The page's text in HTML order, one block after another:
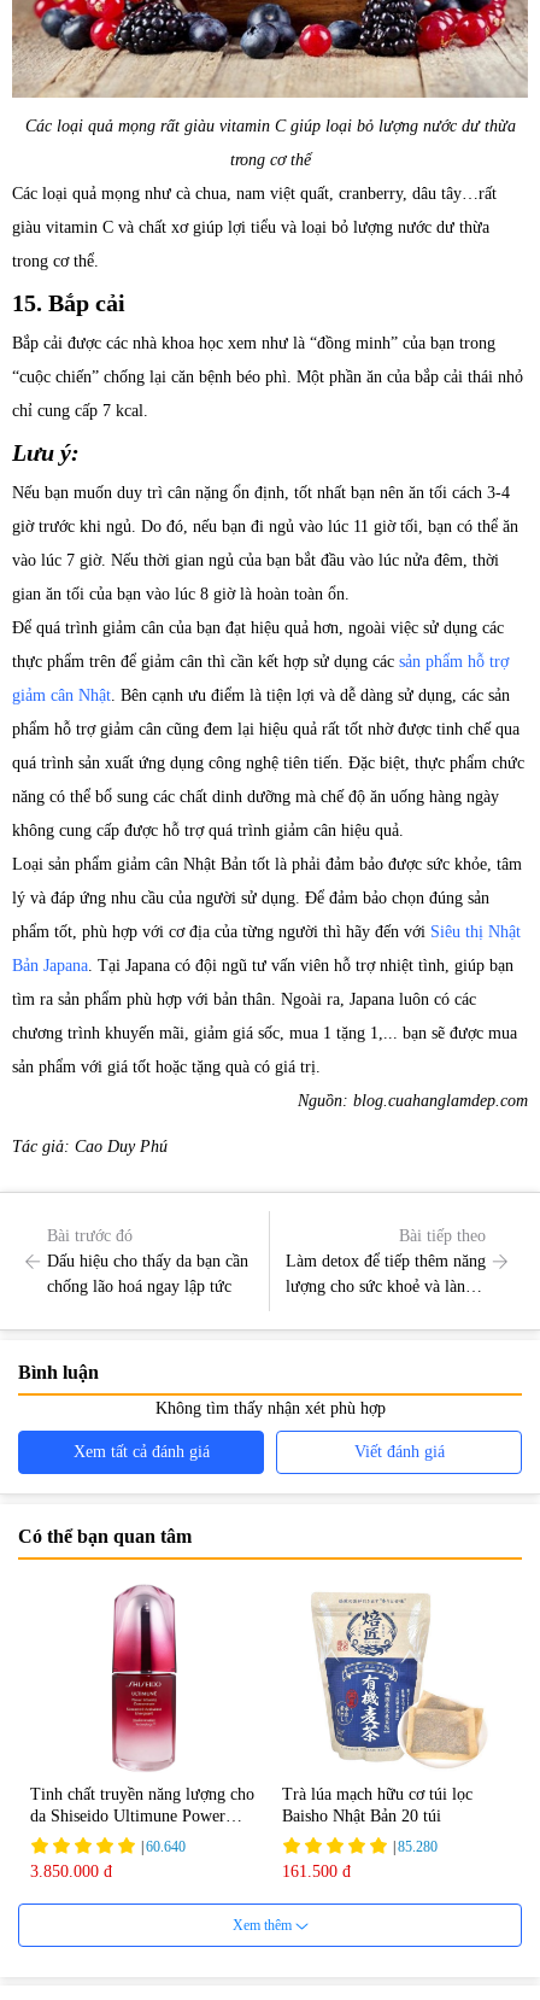
Các loại quả mọng rất giàu vitamin C giúp loại bỏ lượng nước dư thừa
trong cơ thể
Các loại quả mọng như cà chua, nam việt quất, cranberry, dâu tây…rất
giàu vitamin C và chất xơ giúp lợi tiểu và loại bỏ lượng nước dư thừa
trong cơ thể.
15. Bắp cải
Bắp cải được các nhà khoa học xem như là “đồng minh” của bạn trong
“cuộc chiến” chống lại căn bệnh béo phì. Một phần ăn của bắp cải thái nhỏ
chỉ cung cấp 7 kcal.
Lưu ý:
Nếu bạn muốn duy trì cân nặng ổn định, tốt nhất bạn nên ăn tối cách 3-4
giờ trước khi ngủ. Do đó, nếu bạn đi ngủ vào lúc 11 giờ tối, bạn có thể ăn
vào lúc 7 giờ. Nếu thời gian ngủ của bạn bắt đầu vào lúc nửa đêm, thời
gian ăn tối của bạn vào lúc 8 giờ là hoàn toàn ổn.
Để quá trình giảm cân của bạn đạt hiệu quả hơn, ngoài việc sử dụng các
thực phẩm trên để giảm cân thì cần kết hợp sử dụng các sản phẩm hỗ trợ
giảm cân Nhật . Bên cạnh ưu điểm là tiện lợi và dễ dàng sử dụng, các sản
phẩm hỗ trợ giảm cân cũng đem lại hiệu quả rất tốt nhờ được tinh chế qua
quá trình sản xuất ứng dụng công nghệ tiên tiến. Đặc biệt, thực phẩm chức
năng có thể bổ sung các chất dinh dưỡng mà chế độ ăn uống hàng ngày
không cung cấp được hỗ trợ quá trình giảm cân hiệu quả.
Loại sản phẩm giảm cân Nhật Bản tốt là phải đảm bảo được sức khỏe, tâm
lý và đáp ứng nhu cầu của người sử dụng. Để đảm bảo chọn đúng sản
phẩm tốt, phù hợp với cơ địa của từng người thì hãy đến với Siêu thị Nhật
Bản Japana . Tại Japana có đội ngũ tư vấn viên hỗ trợ nhiệt tình, giúp bạn
tìm ra sản phẩm phù hợp với bản thân. Ngoài ra, Japana luôn có các
chương trình khuyến mãi, giảm giá sốc, mua 1 tặng 1,... bạn sẽ được mua
sản phẩm với giá tốt hoặc tặng quà có giá trị.
Nguồn: blog.cuahanglamdep.com
Tác giả: Cao Duy Phú
Bài trước đó
Dấu hiệu cho thấy da bạn cần
chống lão hoá ngay lập tức
Bài tiếp theo
Làm detox để tiếp thêm năng
lượng cho sức khoẻ và làn da
Bình luận
Không tìm thấy nhận xét phù hợp
Xem tất cả đánh giá Viết đánh giá
Có thể bạn quan tâm
Tinh chất truyền năng lượng cho
da Shiseido Ultimune Power
75ml
|60.640
3.850.000 đ
Trà lúa mạch hữu cơ túi lọc
Baisho Nhật Bản 20 túi
|85.280
161.500 đ
Xem thêm